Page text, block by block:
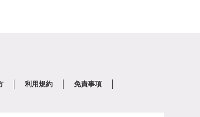
利用規約
免責事項